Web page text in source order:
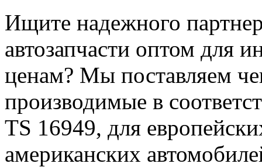
Ищите надежного
автозапчасти оптом для
ценам? Мы поставляем
производимые в
TS 16949, для
американских